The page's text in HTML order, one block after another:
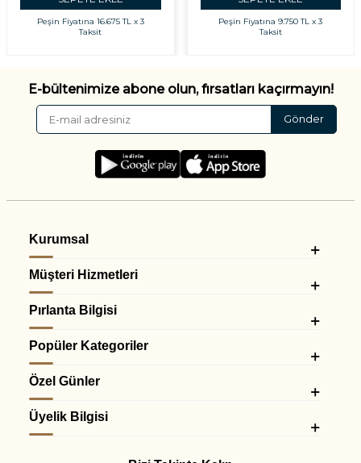
Peşin Fiyatına 16.675 TL x 3
Taksit
Peşin Fiyatına9.750 TL x 3
Taksit
E-bültenimize abone olun, fırsatları kaçırmayın!
Gönder
Kurumsal
Müşteri Hizmetleri
Pırlanta Bilgisi
Popüler Kategoriler
Özel Günler
Üyelik Bilgisi